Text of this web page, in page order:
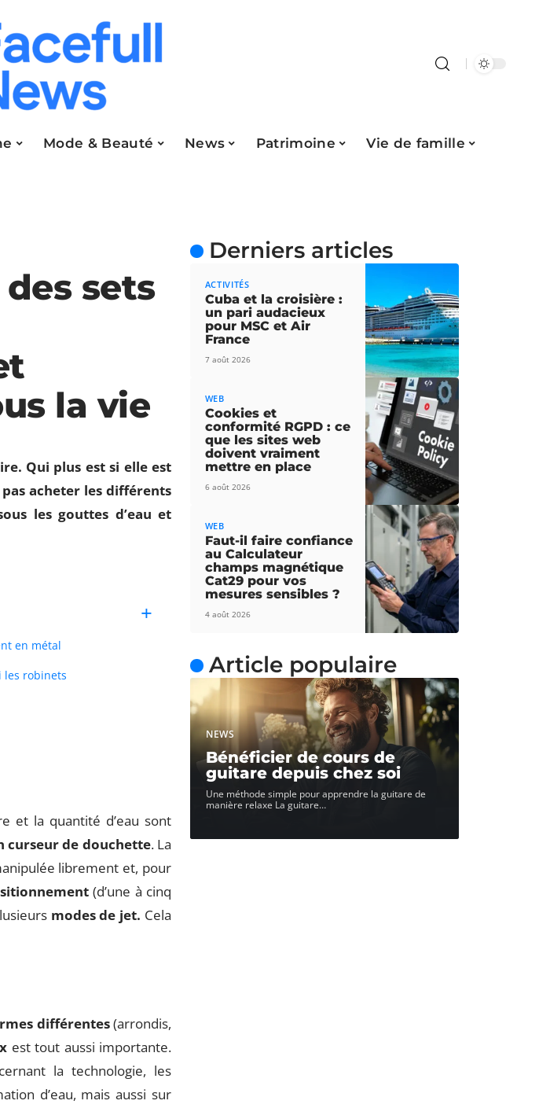
Mode & Beauté News Patrimoine
Vie de famille
sets
la vie
Qui plus est si elle est
acheter les différents
les gouttes d’eau et
en métal
les robinets
et la quantité d’eau sont
curseur de douchette. La
librement et, pour
(d’une à cinq
modes de jet. Cela
différentes(arrondis,
est tout aussi importante.
la technologie, les
d’eau, mais aussi sur
Derniers articles
ACTIVITÉS
Cuba et la croisière :
un pari audacieux
pour MSC et Air
France
7 août 2026
WEB
Cookies et
conformité RGPD : ce
que les sites web
doivent vraiment
mettre en place
6 août 2026
WEB
Faut-il faire confiance
au Calculateur
champs magnétique
Cat29 pour vos
mesures sensibles ?
4 août 2026
Article populaire
NEWS
Bénéficier de cours de
guitare depuis chez soi
Une méthode simple pour apprendre la guitare de
manière relaxe La guitare…